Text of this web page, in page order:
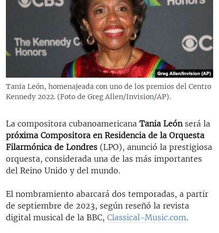
AUDIOVISUALES MARTÍ
ESPECIALES
LA REALIDAD DE LA VIVIENDA EN CUBA
SER VIEJO EN CUBA
LOS SANTOS DE HIALEAH
DESINFORMACIÓN RUSA EN AMÉRICA LATINA
LA INVASIÓN DE RUSIA A UCRANIA
EDITORIALES
Tania León, homenajeada con uno de los premios del Centro
Kennedy 2022. (Foto de Greg Allen/Invision/AP).
La compositora cubanoamericana Tania Leónserá la
próxima Compositora en Residencia de la Orquesta
Filarmónica de Londres (LPO), anunció la prestigiosa
orquesta, considerada una de las más importantes
del Reino Unido y del mundo.
El nombramiento abarcará dos temporadas, a partir
de septiembre de 2023, según reseñó la revista
digital musical de la BBC, Classical-Music.com.